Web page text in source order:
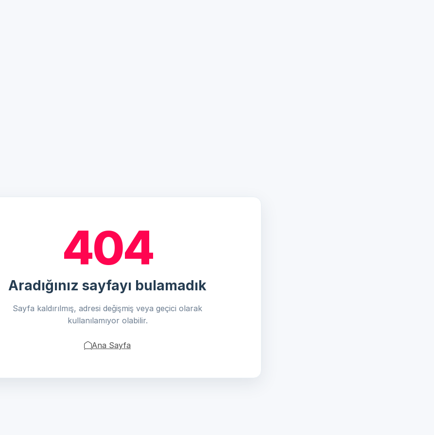
404
Aradığınız sayfayı bulamadık
Sayfa kaldırılmış, adresi değişmiş veya geçici olarak
kullanılamıyor olabilir.
Ana Sayfa